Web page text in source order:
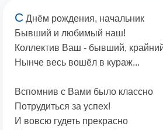
С Днём рождения, начальник
Бывший и любимый наш!
Коллектив Ваш - бывший,
Нынче весь вошёл в кураж...
Вспомнив с Вами было классно
Потрудиться за успех!
И вовсю гудеть прекрасно